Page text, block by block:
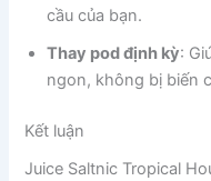
cầu của bạn.
Thay pod định kỳ:
ngon, không bị biến
Kết luận
Juice Saltnic Tropical